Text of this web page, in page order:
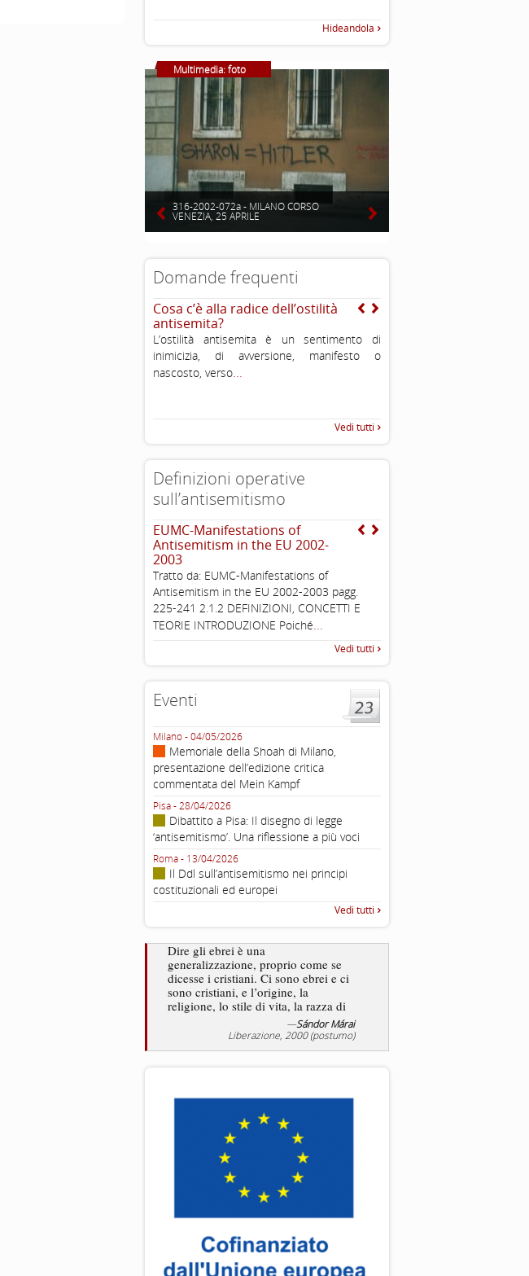
Hideandola
Multimedia: foto
316-2002-072a - MILANO CORSO
VENEZIA, 25 APRILE
Domande frequenti
Cosa c’è alla radice dell’ostilità
antisemita?
L’ostilità antisemita è un sentimento di
inimicizia, di avversione, manifesto o
nascosto, verso...
Vedi tutti
Definizioni operative
sull’antisemitismo
EUMC-Manifestations of
Antisemitism in the EU 2002-
2003
Tratto da: EUMC-Manifestations of
Antisemitism in the EU 2002-2003 pagg.
225-241 2.1.2 DEFINIZIONI, CONCETTI E
TEORIE INTRODUZIONE Poiché...
Vedi tutti
Eventi
Milano - 04/05/2026
Memoriale della Shoah di Milano,
presentazione dell’edizione critica
commentata del Mein Kampf
Pisa - 28/04/2026
Dibattito a Pisa: Il disegno di legge
‘antisemitismo’. Una riflessione a più voci
Roma - 13/04/2026
Il Ddl sull’antisemitismo nei principi
costituzionali ed europei
Vedi tutti
Dire gli ebrei è una
generalizzazione, proprio come se
dicesse i cristiani. Ci sono ebrei e ci
sono cristiani, e l’origine, la
religione, lo stile di vita, la razza di
sicuro comportano tanti tratti...
—Sándor Márai
Liberazione, 2000 (postumo)